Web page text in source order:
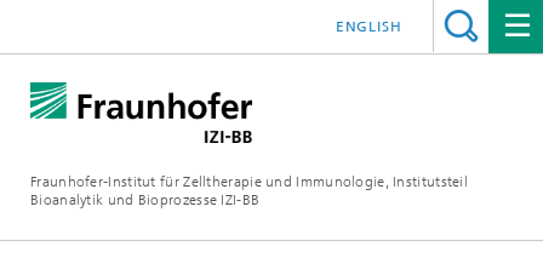
Fraunhofer-Institut für Zelltherapie und Immunologie, Institutsteil
Bioanalytik und Bioprozesse IZI-BB
ENGLISH